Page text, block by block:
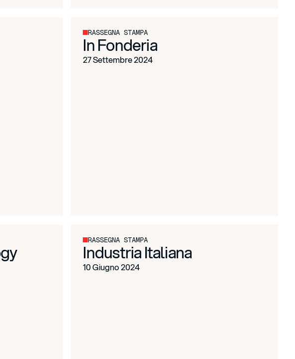
RASSEGNA STAMPA
In Fonderia
27 Settembre 2024
RASSEGNA STAMPA
Industria Italiana
10 Giugno 2024